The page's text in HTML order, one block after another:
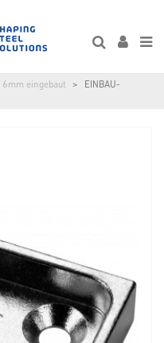
16mm eingebaut
EINBAU-